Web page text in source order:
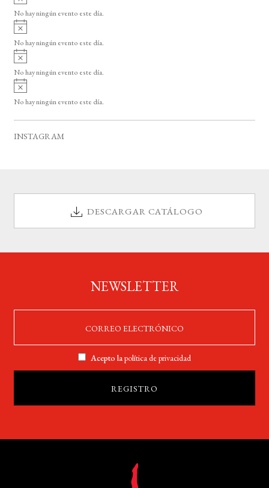
o
v
i
o
No hay ningún evento este día.
A
v
i
o
No hay ningún evento este día.
A
v
i
o
No hay ningún evento este día.
A
v
i
No hay ningún evento este día.
INSTAGRAM
DESCARGAR CATÁLOGO
NEWSLETTER
Acepto lapolítica de privacidad